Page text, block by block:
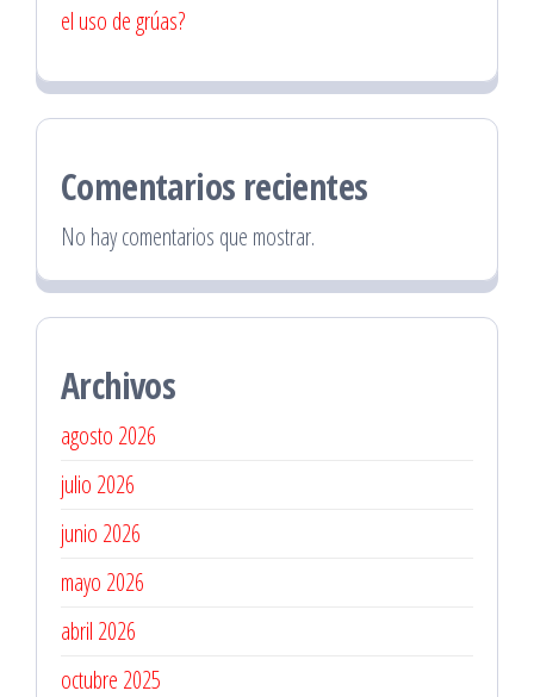
el uso de grúas?
Comentarios recientes
No hay comentarios que mostrar.
Archivos
agosto 2026
julio 2026
junio 2026
mayo 2026
abril 2026
octubre 2025